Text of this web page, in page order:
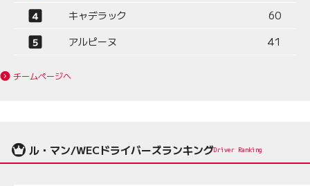
キャデラック
60
アルピーヌ
41
チームページへ
ル・マン/WECドライバーズランキングDriver Ranking